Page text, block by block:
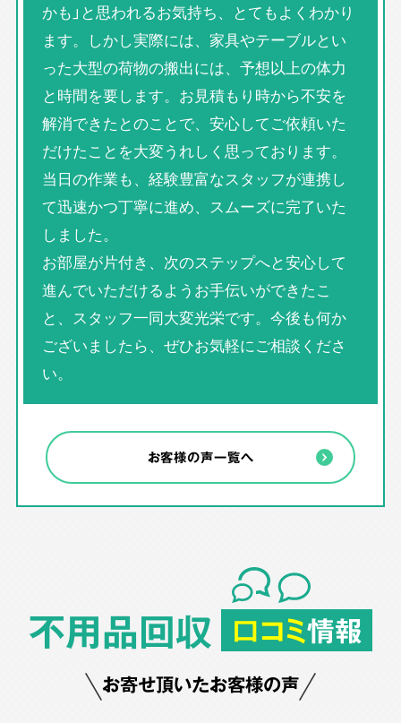
かも」と思われるお気持ち、とてもよくわかり
ます。しかし実際には、家具やテーブルとい
った大型の荷物の搬出には、予想以上の体力
と時間を要します。お見積もり時から不安を
解消できたとのことで、安心してご依頼いた
だけたことを大変うれしく思っております。
当日の作業も、経験豊富なスタッフが連携し
て迅速かつ丁寧に進め、スムーズに完了いた
しました。
お部屋が片付き、次のステップへと安心して
進んでいただけるようお手伝いができたこ
と、スタッフ一同大変光栄です。今後も何か
ございましたら、ぜひお気軽にご相談くださ
い。
お客様の声一覧へ
不用品回収 口コミ情報
お寄せ頂いたお客様の声